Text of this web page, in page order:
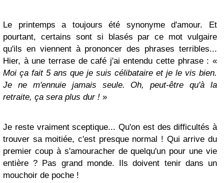
Le printemps a toujours été synonyme d'amour. Et
pourtant, certains sont si blasés par ce mot vulgaire
qu'ils en viennent à prononcer des phrases terribles...
Hier, à une terrase de café j'ai entendu cette phrase : «
Moi ça fait 5 ans que je suis célibataire et je le vis bien.
Je ne m'ennuie jamais seule. Oh, peut-être qu'à la
retraite, ça sera plus dur ! »
Je reste vraiment sceptique... Qu'on est des difficultés à
trouver sa moitiée, c'est presque normal ! Qui arrive du
premier coup à s'amouracher de quelqu'un pour une vie
entière ? Pas grand monde. Ils doivent tenir dans un
mouchoir de poche !